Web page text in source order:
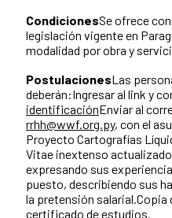
CondicionesSe ofrece
legislación vigente en
modalidad por obra y
PostulacionesLas
deberán:Ingresar al link y
identificaciónEnviar al
rrhh@wwf.org.py, con el
Proyecto Cartografías
Vitae inextenso
expresando sus
puesto, describiendo sus
la pretensión
certificado de estudios.